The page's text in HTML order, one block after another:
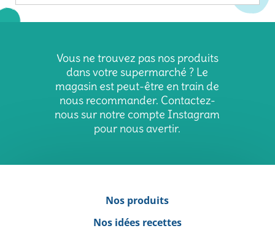
Vous ne trouvez pas nos produits
dans votre supermarché ? Le
magasin est peut-être en train de
nous recommander. Contactez-
nous sur notre compte Instagram
pour nous avertir.
Nos produits
Nos idées recettes